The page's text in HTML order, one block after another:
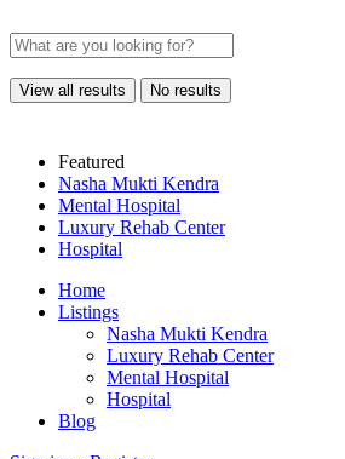
View all results No results
Featured
Nasha Mukti Kendra
Mental Hospital
Luxury Rehab Center
Hospital
Home
Listings
Nasha Mukti Kendra
Luxury Rehab Center
Mental Hospital
Hospital
Blog